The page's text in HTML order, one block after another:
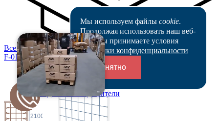
Переходники и соединители
Все цены
F-0199-4w
2100
Мы используем файлы cookie.
Продолжая использовать наш веб-
сайт, вы принимаете условия
Политики конфиденциальности
Понятно